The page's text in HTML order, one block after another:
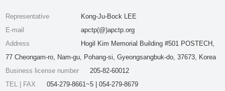
Representative
Kong-Ju-Bock LEE
E-mail
apctp(@)apctp.org
Address
Hogil Kim Memorial Building #501 POSTECH,
77 Cheongam-ro, Nam-gu, Pohang-si, Gyeongsangbuk-do, 37673, Korea
Business license number
205-82-60012
TEL | FAX
054-279-8661~5 | 054-279-8679